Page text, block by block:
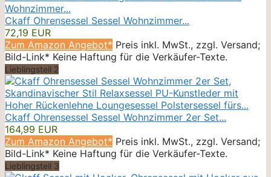
Ckaff Ohrensessel Sessel Wohnzimmer...
72,19 EUR
Zum Amazon Angebot* Preis inkl. MwSt., zzgl. Versand;
Bild-Link* Keine Haftung für die Verkäufer-Texte.
Lieblingsteil 2
Ckaff Ohrensessel Sessel Wohnzimmer 2er Set...
164,99 EUR
Zum Amazon Angebot* Preis inkl. MwSt., zzgl. Versand;
Bild-Link* Keine Haftung für die Verkäufer-Texte.
Lieblingsteil 3